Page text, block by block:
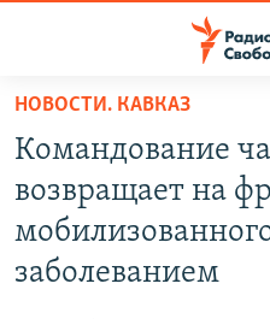
упрощенного
доступа
основному
содержанию
ПОДКАСТЫ
АВТОРСКИЕ ПРОЕКТЫ
ЦИТАТЫ СВОБОДЫ
НОВОСТИ. КАВКАЗ
Командование
возвращает на
заболеванием